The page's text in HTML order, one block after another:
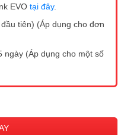
EVO tại đây.
tiên) (Áp dụng cho đơn
ngày (Áp dụng cho một số